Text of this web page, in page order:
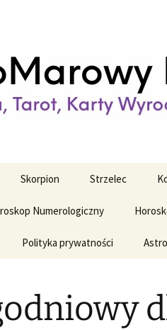
Skorpion Strzelec
Numerologiczny
Polityka prywatności